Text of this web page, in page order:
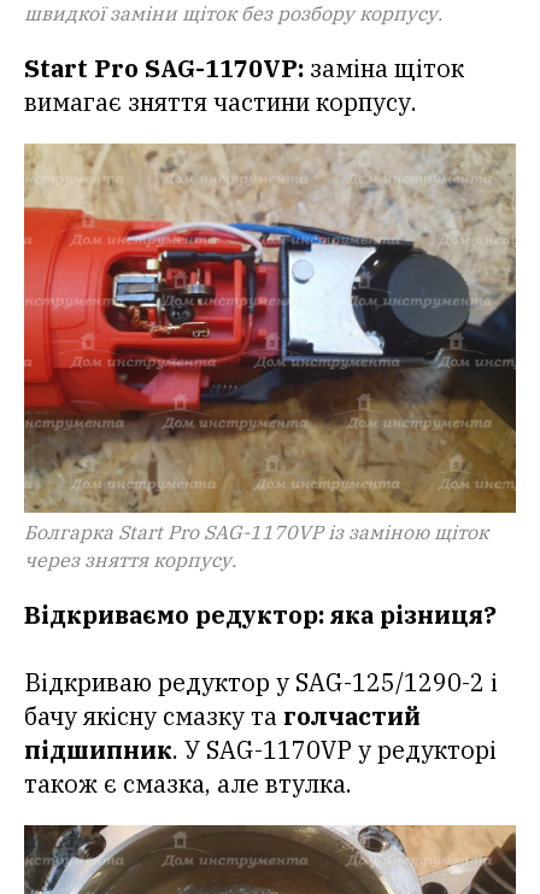
швидкої заміни щіток без розбору корпусу.
Start Pro SAG-1170VP: заміна щіток
вимагає зняття частини корпусу.
Болгарка Start Pro SAG-1170VP із заміною щіток
через зняття корпусу.
Відкриваємо редуктор: яка різниця?
Відкриваю редуктор у SAG-125/1290-2 і
бачу якісну смазку та голчастий
підшипник. У SAG-1170VP у редукторі
також є смазка, але втулка.